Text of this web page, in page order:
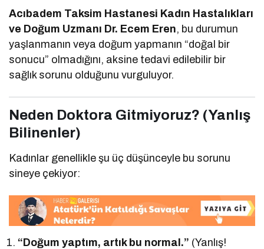
Acıbadem Taksim Hastanesi Kadın Hastalıkları
ve Doğum Uzmanı Dr. Ecem Eren, bu durumun
yaşlanmanın veya doğum yapmanın “doğal bir
sonucu” olmadığını, aksine tedavi edilebilir bir
sağlık sorunu olduğunu vurguluyor.
Neden Doktora Gitmiyoruz? (Yanlış
Bilinenler)
Kadınlar genellikle şu üç düşünceyle bu sorunu
sineye çekiyor:
“Doğum yaptım, artık bu normal.” (Yanlış!